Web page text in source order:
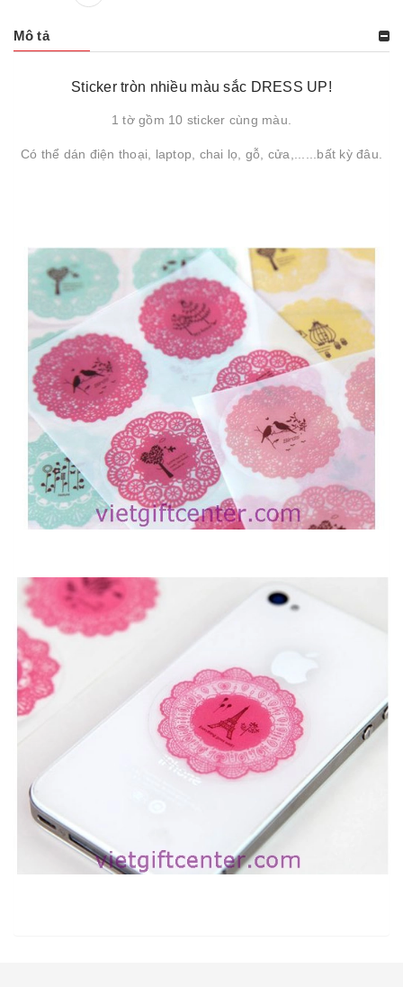
Mô tả
Sticker tròn nhiều màu sắc DRESS UP!
1 tờ gồm 10 sticker cùng màu.
Có thể dán điện thoại, laptop, chai lọ, gỗ, cửa,......bất kỳ đâu.